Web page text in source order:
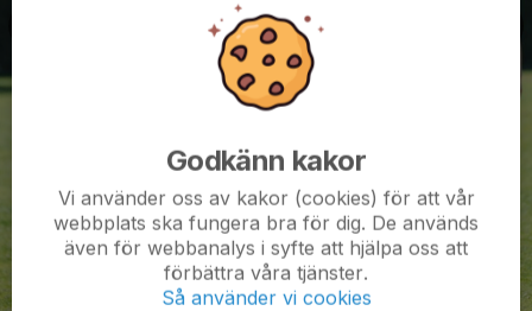
Godkänn kakor
Vi använder oss av kakor (cookies) för att vår
webbplats ska fungera bra för dig. De används
även för webbanalys i syfte att hjälpa oss att
förbättra våra tjänster.
Så använder vi cookies